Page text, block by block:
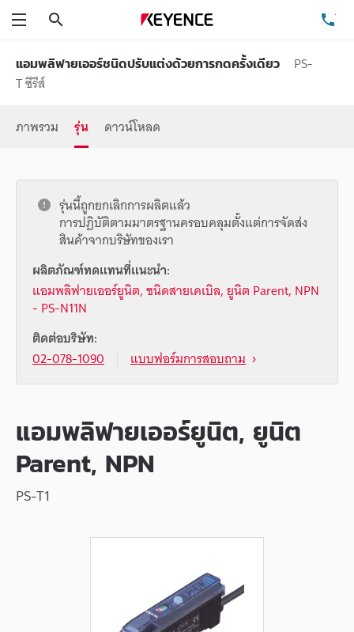
แอมพลิฟายเออร์ชนิดปรับแต่งด้วยการกดครั้งเดียว
PS-
T ซีรีส์
ภาพรวม
รุ่น ดาวน์โหลด
รุ่นนี้ถูกยกเลิกการผลิตแล้ว
การปฏิบัติตามมาตรฐานครอบคลุมตั้งแต่การจัดส่ง
สินค้าจากบริษัทของเรา
ผลิตภัณฑ์ทดแทนที่แนะนำ:
แอมพลิฟายเออร์ยูนิต, ชนิดสายเคเบิล, ยูนิต Parent, NPN
- PS-N11N
ติดต่อบริษัท:
02-078-1090
แบบฟอร์มการสอบถาม
แอมพลิฟายเออร์ยูนิต, ยูนิต
Parent, NPN
PS-T1